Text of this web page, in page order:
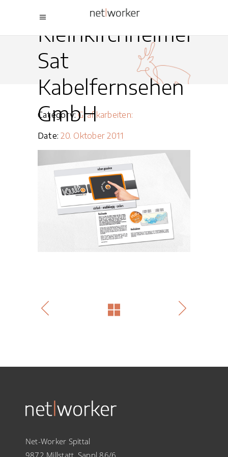
Kult1 TV – Bad
Kleinkirchheimer
Sat
Kabelfernsehen
GmbH
Category: Grafikarbeiten:
Date: 20. Oktober 2011
Net-Worker Spittal